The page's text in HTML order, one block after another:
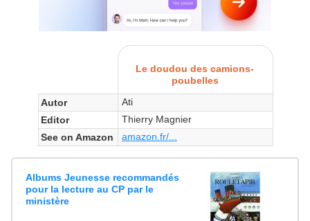
Le doudou des camions-
poubelles
Autor
Ati
Editor
Thierry Magnier
See on Amazon
amazon.fr/...
Albums Jeunesse recommandés
pour la lecture au CP par le
ministère